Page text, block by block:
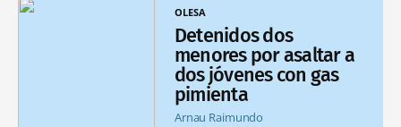
OLESA
Detenidos dos
menores por asaltar a
dos jóvenes con gas
pimienta
Arnau Raimundo